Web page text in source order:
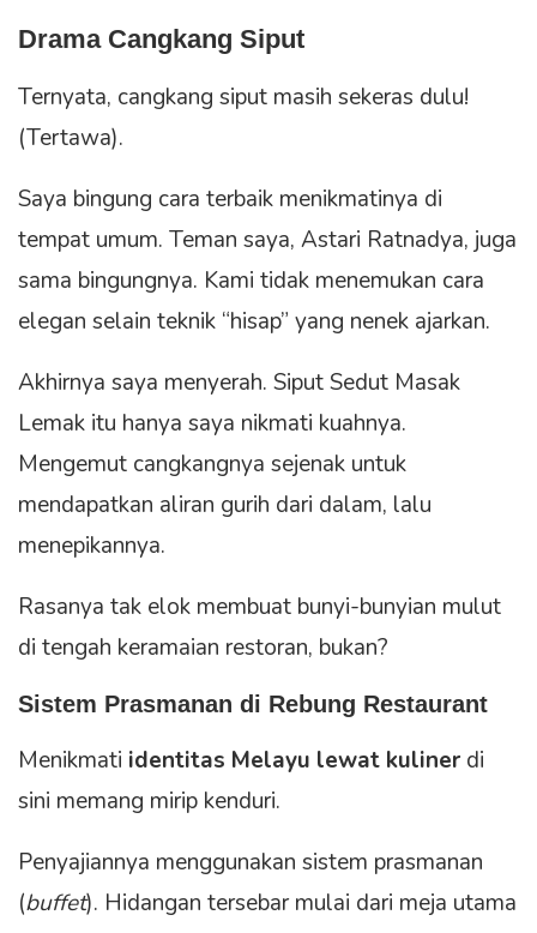
Drama Cangkang Siput
Ternyata, cangkang siput masih sekeras dulu!
(Tertawa).
Saya bingung cara terbaik menikmatinya di
tempat umum. Teman saya, Astari Ratnadya, juga
sama bingungnya. Kami tidak menemukan cara
elegan selain teknik “hisap” yang nenek ajarkan.
Akhirnya saya menyerah. Siput Sedut Masak
Lemak itu hanya saya nikmati kuahnya.
Mengemut cangkangnya sejenak untuk
mendapatkan aliran gurih dari dalam, lalu
menepikannya.
Rasanya tak elok membuat bunyi-bunyian mulut
di tengah keramaian restoran, bukan?
Sistem Prasmanan di Rebung Restaurant
Menikmati identitas Melayu lewat kuliner di
sini memang mirip kenduri.
Penyajiannya menggunakan sistem prasmanan
(buffet). Hidangan tersebar mulai dari meja utama